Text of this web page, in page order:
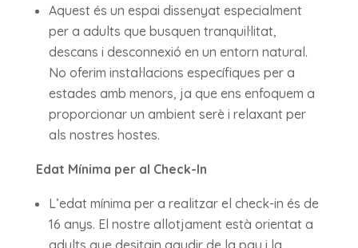
Aquest és un espai dissenyat especialment
per a adults que busquen tranquil·litat,
descans i desconnexió en un entorn natural.
No oferim instal·lacions específiques per a
estades amb menors, ja que ens enfoquem a
proporcionar un ambient serè i relaxant per
als nostres hostes.
Edat Mínima per al Check-In
L’edat mínima per a realitzar el check-in és de
16 anys. El nostre allotjament està orientat a
adults que desitgin gaudir de la pau i la